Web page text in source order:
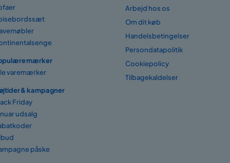
mærker
varemærker
& kampagner
Friday
udsalg
påske
Arbejd hos os
Om dit køb
Handelsbetingelser
Persondatapolitik
Cookiepolicy
Tilbagekaldelser